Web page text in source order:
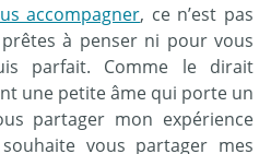
accompagner, ce n’est pas
à penser ni pour vous
parfait. Comme le dirait
une petite âme qui porte un
partager mon expérience
vous partager mes